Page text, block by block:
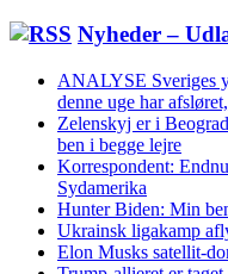
Nyheder –
ANALYSE Sveriges
denne uge har
Zelenskyj er i
ben i begge lejre
Korrespondent:
Sydamerika
Hunter Biden: Min
Ukrainsk ligakamp
Elon Musks satellit-